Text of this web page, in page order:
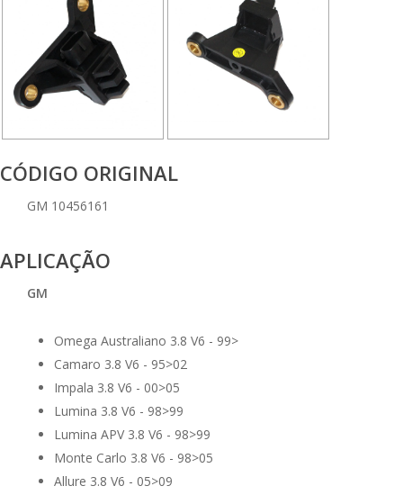
CÓDIGO ORIGINAL
GM 10456161
APLICAÇÃO
GM
Omega Australiano 3.8 V6 - 99>
Camaro 3.8 V6 - 95>02
Impala 3.8 V6 - 00>05
Lumina 3.8 V6 - 98>99
Lumina APV 3.8 V6 - 98>99
Monte Carlo 3.8 V6 - 98>05
Allure 3.8 V6 - 05>09